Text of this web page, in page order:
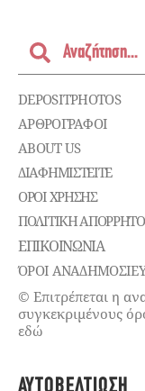
DEPOSITPHOTOS
ΑΡΘΡΟΓΡΑΦΟΙ
ABOUT US
ΔΙΑΦΗΜΙΣΤΕΊΤΕ
ΌΡΟΙ ΧΡΉΣΗΣ
ΠΟΛΙΤΙΚΉ
ΕΠΙΚΟΙΝΩΝΊΑ
ΌΡΟΙ
© Επιτρέπεται η
συγκεκριμένους
εδώ